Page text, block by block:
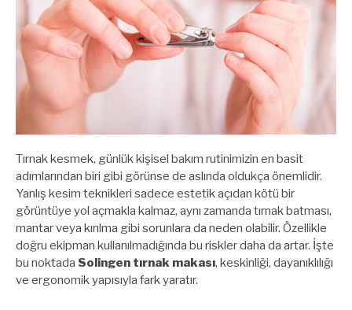
Tırnak kesmek, günlük kişisel bakım rutinimizin en basit
adımlarından biri gibi görünse de aslında oldukça önemlidir.
Yanlış kesim teknikleri sadece estetik açıdan kötü bir
görüntüye yol açmakla kalmaz, aynı zamanda tırnak batması,
mantar veya kırılma gibi sorunlara da neden olabilir. Özellikle
doğru ekipman kullanılmadığında bu riskler daha da artar. İşte
bu noktada Solingen tırnak makası, keskinliği, dayanıklılığı
ve ergonomik yapısıyla fark yaratır.